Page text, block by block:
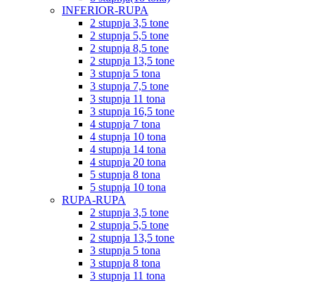
INFERIOR-RUPA
2 stupnja 3,5 tone
2 stupnja 5,5 tone
2 stupnja 8,5 tone
2 stupnja 13,5 tone
3 stupnja 5 tona
3 stupnja 7,5 tone
3 stupnja 11 tona
3 stupnja 16,5 tone
4 stupnja 7 tona
4 stupnja 10 tona
4 stupnja 14 tona
4 stupnja 20 tona
5 stupnja 8 tona
5 stupnja 10 tona
RUPA-RUPA
2 stupnja 3,5 tone
2 stupnja 5,5 tone
2 stupnja 13,5 tone
3 stupnja 5 tona
3 stupnja 8 tona
3 stupnja 11 tona